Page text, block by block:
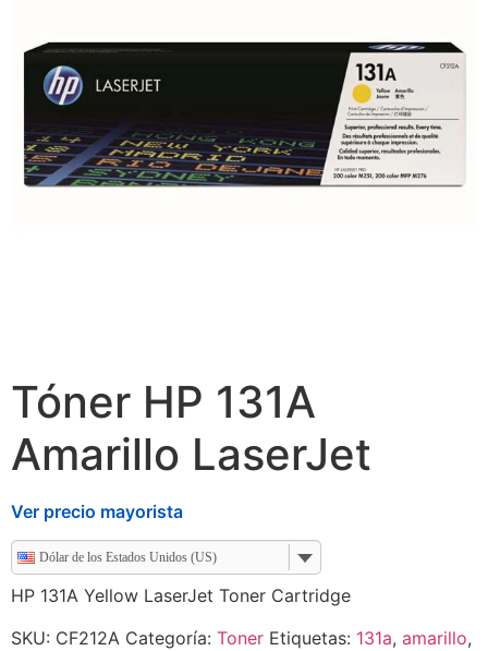
Tóner HP 131A
Amarillo LaserJet
Ver precio mayorista
Dólar de los Estados Unidos (US)
HP 131A Yellow LaserJet Toner Cartridge
SKU: CF212A Categoría: Toner Etiquetas: 131a, amarillo,